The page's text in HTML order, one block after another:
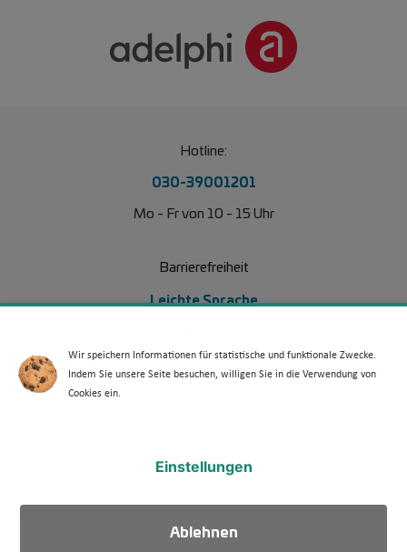
Hotline:
030-39001201
Mo - Fr von 10 - 15 Uhr
Barrierefreiheit
Leichte Sprache
Barriere melden
Über uns
Wir speichern Informationen für statistische und funktionale Zwecke.
Indem Sie unsere Seite besuchen, willigen Sie in die Verwendung von
Cookies ein.
Ablehnen
Einstellungen